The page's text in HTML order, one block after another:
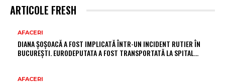
ARTICOLE FRESH
AFACERI
DIANA ȘOȘOACĂ A FOST IMPLICATĂ ÎNTR-UN INCIDENT RUTIER ÎN
BUCUREȘTI. EURODEPUTATA A FOST TRANSPORTATĂ LA SPITAL…
AFACERI